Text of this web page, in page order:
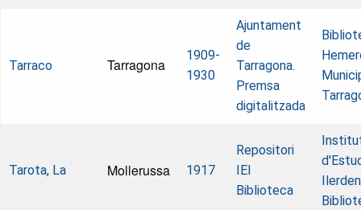
Tarraco Tarragona
1909-
1930
Ajuntament
de
Tarragona.
Premsa
digitalitzada
Tarota, La Mollerussa 1917
Repositori
IEI
Biblioteca